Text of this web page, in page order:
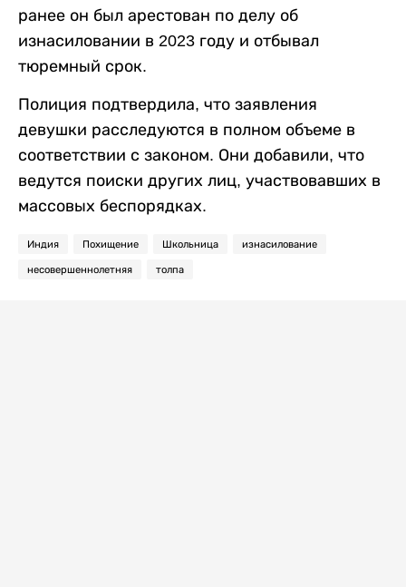
ранее он был арестован по делу об
изнасиловании в 2023 году и отбывал
тюремный срок.
Полиция подтвердила, что заявления
девушки расследуются в полном объеме в
соответствии с законом. Они добавили, что
ведутся поиски других лиц, участвовавших в
массовых беспорядках.
Индия Похищение Школьница изнасилование
несовершеннолетняя толпа